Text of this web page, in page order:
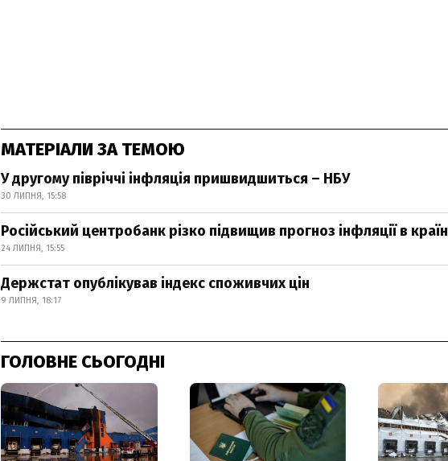
МАТЕРІАЛИ ЗА ТЕМОЮ
У другому півріччі інфляція пришвидшиться – НБУ
30 ЛИПНЯ, 15:58
Російський центробанк різко підвищив прогноз інфляції в
24 ЛИПНЯ, 15:55
Держстат опублікував індекс споживчих цін
9 ЛИПНЯ, 18:17
ГОЛОВНЕ СЬОГОДНІ